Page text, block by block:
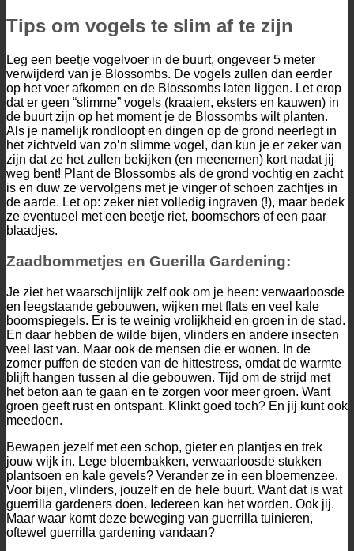
Tips om vogels te slim af te zijn
Leg een beetje vogelvoer in de buurt, ongeveer 5 meter
verwijderd van je Blossombs. De vogels zullen dan eerder
op het voer afkomen en de Blossombs laten liggen. Let erop
dat er geen “slimme” vogels (kraaien, eksters en kauwen) in
de buurt zijn op het moment je de Blossombs wilt planten.
Als je namelijk rondloopt en dingen op de grond neerlegt in
het zichtveld van zo’n slimme vogel, dan kun je er zeker van
zijn dat ze het zullen bekijken (en meenemen) kort nadat jij
weg bent! Plant de Blossombs als de grond vochtig en zacht
is en duw ze vervolgens met je vinger of schoen zachtjes in
de aarde. Let op: zeker niet volledig ingraven (!), maar bedek
ze eventueel met een beetje riet, boomschors of een paar
blaadjes.
Zaadbommetjes en Guerilla Gardening:
Je ziet het waarschijnlijk zelf ook om je heen: verwaarloosde
en leegstaande gebouwen, wijken met flats en veel kale
boomspiegels. Er is te weinig vrolijkheid en groen in de stad.
En daar hebben de wilde bijen, vlinders en andere insecten
veel last van. Maar ook de mensen die er wonen. In de
zomer puffen de steden van de hittestress, omdat de warmte
blijft hangen tussen al die gebouwen. Tijd om de strijd met
het beton aan te gaan en te zorgen voor meer groen. Want
groen geeft rust en ontspant. Klinkt goed toch? En jij kunt ook
meedoen.
Bewapen jezelf met een schop, gieter en plantjes en trek
jouw wijk in. Lege bloembakken, verwaarloosde stukken
plantsoen en kale gevels? Verander ze in een bloemenzee.
Voor bijen, vlinders, jouzelf en de hele buurt. Want dat is wat
guerrilla gardeners doen. Iedereen kan het worden. Ook jij.
Maar waar komt deze beweging van guerrilla tuinieren,
oftewel guerrilla gardening vandaan?